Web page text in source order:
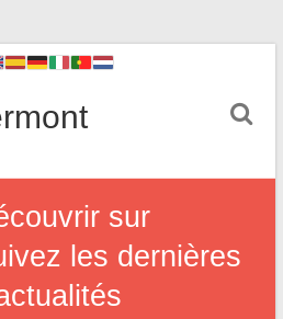
sur
les dernières